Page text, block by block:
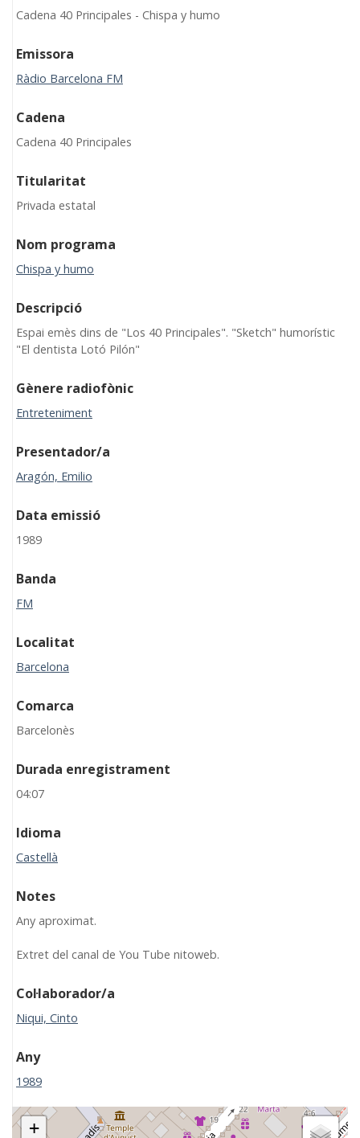
Cadena 40 Principales - Chispa y humo
Emissora
Ràdio Barcelona FM
Cadena
Cadena 40 Principales
Titularitat
Privada estatal
Nom programa
Chispa y humo
Descripció
Espai emès dins de "Los 40 Principales". "Sketch" humorístic
"El dentista Lotó Pilón"
Gènere radiofònic
Entreteniment
Presentador/a
Aragón, Emilio
Data emissió
1989
Banda
FM
Localitat
Barcelona
Comarca
Barcelonès
Durada enregistrament
04:07
Idioma
Castellà
Notes
Any aproximat.
Extret del canal de You Tube nitoweb.
Col·laborador/a
Niqui, Cinto
Any
1989
+